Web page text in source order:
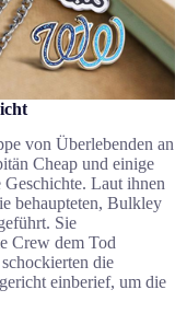
von Überlebenden an
Cheap und einige
Geschichte. Laut ihnen
behaupteten, Bulkley
Sie
Crew dem Tod
die
einberief, um die